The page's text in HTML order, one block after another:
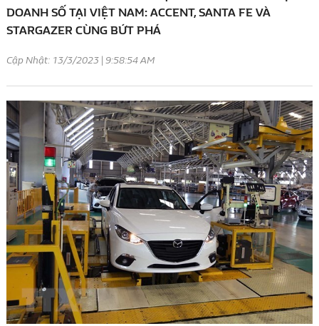
DOANH SỐ TẠI VIỆT NAM: ACCENT, SANTA FE VÀ
STARGAZER CÙNG BỨT PHÁ
Cập Nhật: 13/3/2023 | 9:58:54 AM